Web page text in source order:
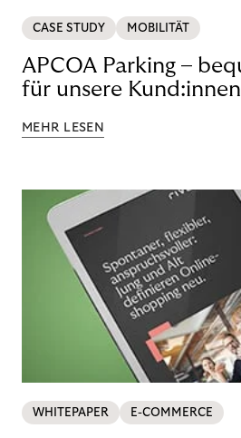
CASE STUDY MOBILITÄT
APCOA Parking –
für unsere
MEHR LESEN
WHITEPAPER E-COMMERCE